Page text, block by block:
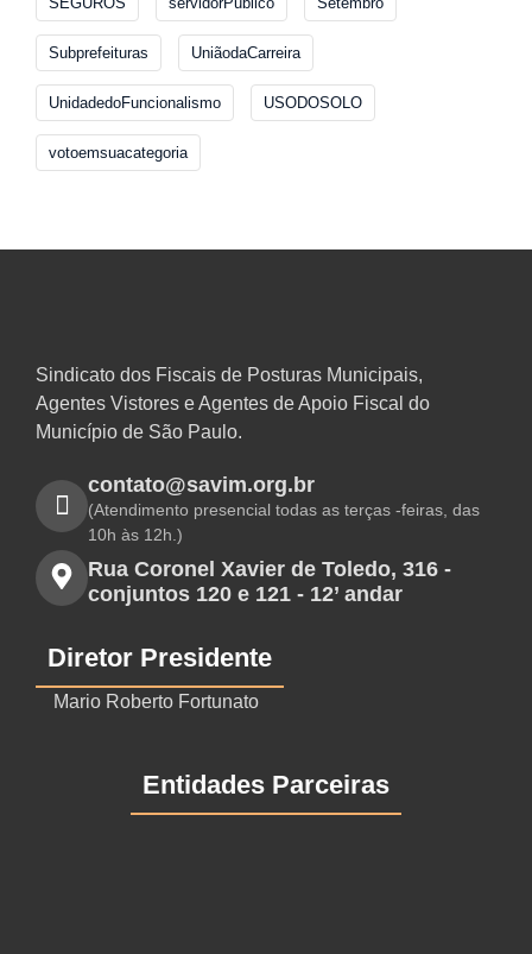
Subprefeituras UniãodaCarreira
UnidadedoFuncionalismo USODOSOLO
votoemsuacategoria
Sindicato dos Fiscais de Posturas Municipais,
Agentes Vistores e Agentes de Apoio Fiscal do
Município de São Paulo.
contato@savim.org.br
(Atendimento presencial todas as terças -feiras, das
10h às 12h.)
Rua Coronel Xavier de Toledo, 316 -
conjuntos 120 e 121 - 12’ andar
Diretor Presidente
Mario Roberto Fortunato
Entidades Parceiras